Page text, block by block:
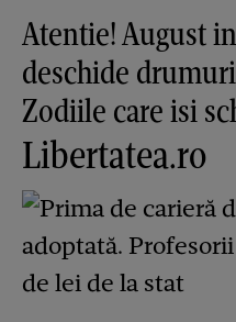
Atentie! August
deschide
Zodiile care isi
Libertatea.ro